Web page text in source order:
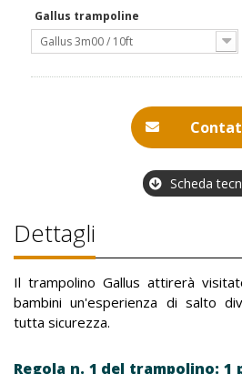
Gallus trampoline
Gallus 3m00 / 10ft
Scheda
Dettagli
Il trampolino Gallus attirerà
bambini un'esperienza di salto
tutta sicurezza.
Regola n. 1 del trampolino: 1